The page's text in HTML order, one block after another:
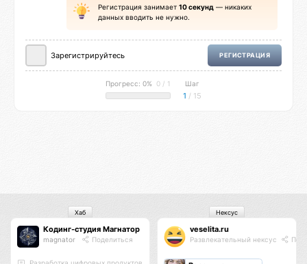
Регистрация занимает 10 секунд — никаких
данных вводить не нужно.
Зарегистрируйтесь РЕГИСТРАЦИЯ
Прогресс: 0% 0 / 1 Шаг
1 / 15
Кодинг-студия Магнатор
magnator Поделиться
Хаб
veselita.ru
Развлекательный нексус
Нексус